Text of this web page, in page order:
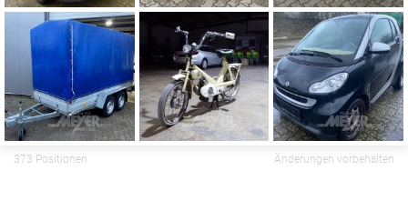
373 Positionen Änderungen vorbehalten